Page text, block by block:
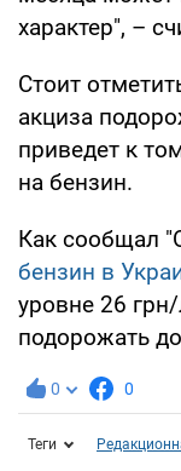
характер", –
Стоит
акциза
приведет к
на бензин.
Как сообщал
бензин в
уровне 26
подорожать
0 0
Теги